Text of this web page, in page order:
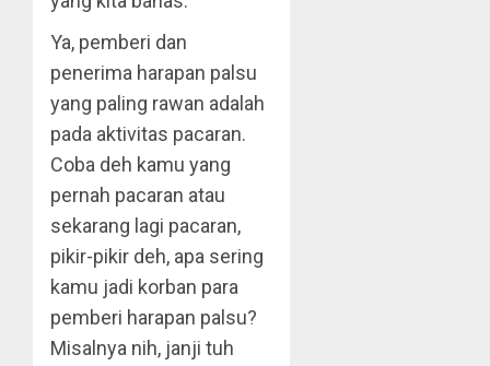
Ya, pemberi dan
penerima harapan palsu
yang paling rawan adalah
pada aktivitas pacaran.
Coba deh kamu yang
pernah pacaran atau
sekarang lagi pacaran,
pikir-pikir deh, apa sering
kamu jadi korban para
pemberi harapan palsu?
Misalnya nih, janji tuh